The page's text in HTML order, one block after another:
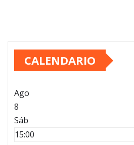
CALENDARIO
Ago
8
Sáb
15:00